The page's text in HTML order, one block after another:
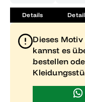
Details
Dieses
kannst es
bestellen